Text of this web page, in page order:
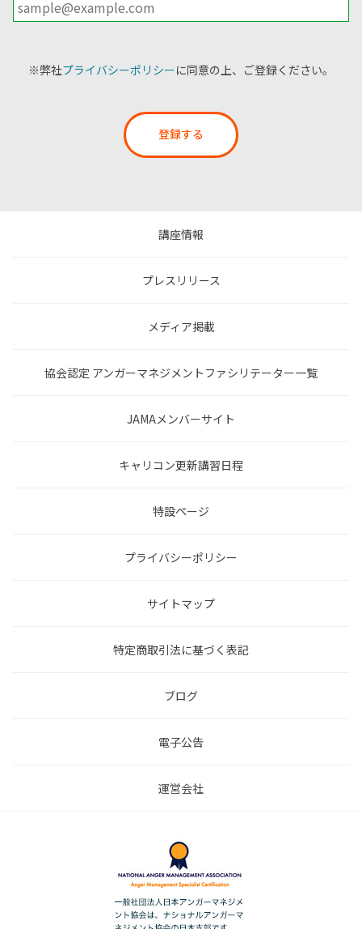
※弊社プライバシーポリシーに同意の上、ご登録ください。
登録する
講座情報
プレスリリース
メディア掲載
協会認定 アンガーマネジメントファシリテーター一覧
JAMAメンバーサイト
キャリコン更新講習日程
特設ページ
プライバシーポリシー
サイトマップ
特定商取引法に基づく表記
ブログ
電子公告
運営会社